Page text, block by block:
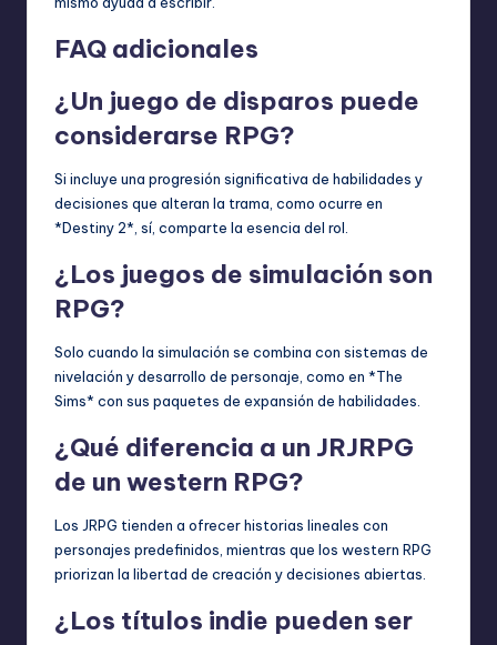
FAQ adicionales
¿Un juego de disparos puede
considerarse RPG?
Si incluye una progresión significativa de habilidades y
decisiones que alteran la trama, como ocurre en
*Destiny 2*, sí, comparte la esencia del rol.
¿Los juegos de simulación son
RPG?
Solo cuando la simulación se combina con sistemas de
nivelación y desarrollo de personaje, como en *The
Sims* con sus paquetes de expansión de habilidades.
¿Qué diferencia a un JRJRPG
de un western RPG?
Los JRPG tienden a ofrecer historias lineales con
personajes predefinidos, mientras que los western RPG
priorizan la libertad de creación y decisiones abiertas.
¿Los títulos indie pueden ser